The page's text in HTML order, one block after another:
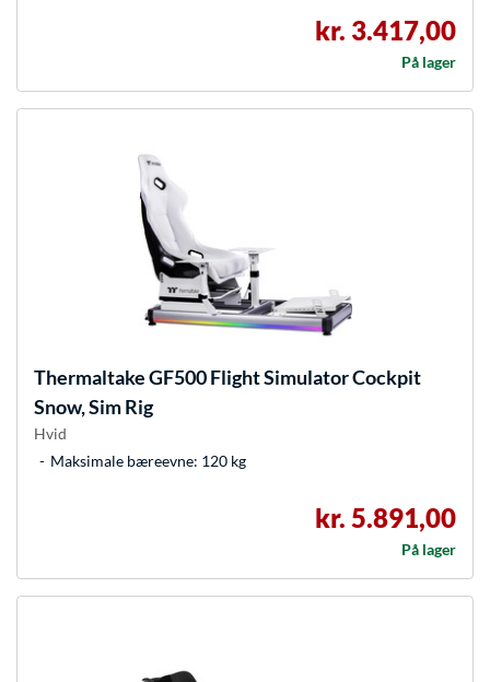
kr. 3.417,00
På lager
ThermaltakeGF500 Flight Simulator Cockpit
Snow, Sim Rig
Hvid
Maksimale bæreevne: 120 kg
kr. 5.891,00
På lager